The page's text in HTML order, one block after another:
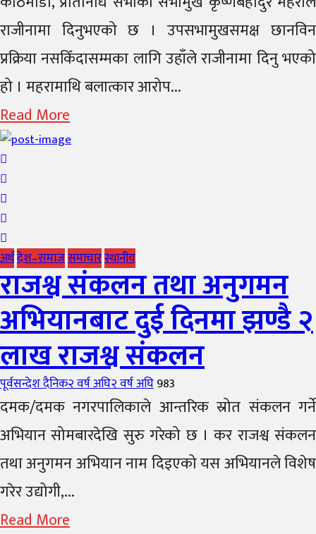
राजीनामा दिनुभएको छ । उपसभामुखसमक्ष छानविन
प्रक्रिया नसकिँदासम्मका लागि उहाँले राजीनामा दिनु भएको
हो । महरामाथि बलात्कार आरोप...
Read More
अर्थदेश–समाजसमाचारस्थानीय
राजश्व संकलन तथा अनुगमन
अभियानबाट दुई दिनमा झण्डै २
लाख राजश्व संकलन
Author
पूर्वसन्देश दैनिकPosted
on
२ वर्ष अघि२ वर्ष अघि983
दमक/दमक नगरपालिकाले आन्तरिक स्रोत संकलन गर्ने
अभियान सोमबारदेखि सुरु गरेको छ । कर राजश्व संकलन
तथा अनुगमन अभियान नाम दिइएको यस अभियानले विशेष
गरेर उद्योगी,...
Read More